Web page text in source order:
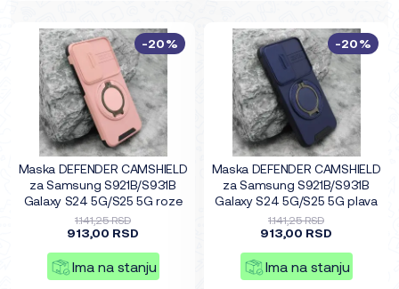
Maska DEFENDER CAMSHIELD
za Samsung S921B/S931B
Galaxy S24 5G/S25 5G roze
1.141,25 RSD
913,00 RSD
Ima na stanju
-20%
Maska DEFENDER CAMSHIELD
za Samsung S921B/S931B
Galaxy S24 5G/S25 5G plava
1.141,25 RSD
913,00 RSD
Ima na stanju
-20%